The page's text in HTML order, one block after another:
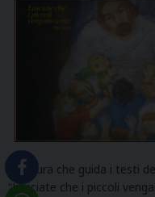
Scrittura che guida i testi
“Lasciate che i piccoli